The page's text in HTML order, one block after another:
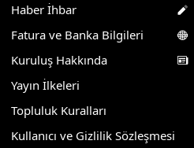
Haber İhbar
Fatura ve Banka Bilgileri
Kuruluş Hakkında
Yayın İlkeleri
Topluluk Kuralları
Kullanıcı ve Gizlilik Sözleşmesi